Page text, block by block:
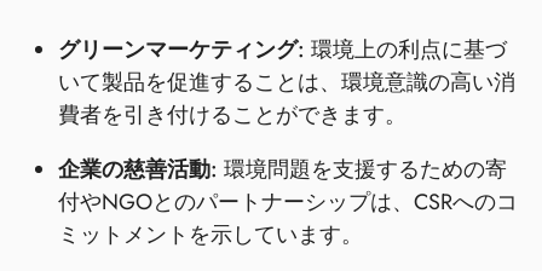
グリーンマーケティング: 環境上の利点に基づ
いて製品を促進することは、環境意識の高い消
費者を引き付けることができます。
企業の慈善活動: 環境問題を支援するための寄
付やNGOとのパートナーシップは、CSRへのコ
ミットメントを示しています。